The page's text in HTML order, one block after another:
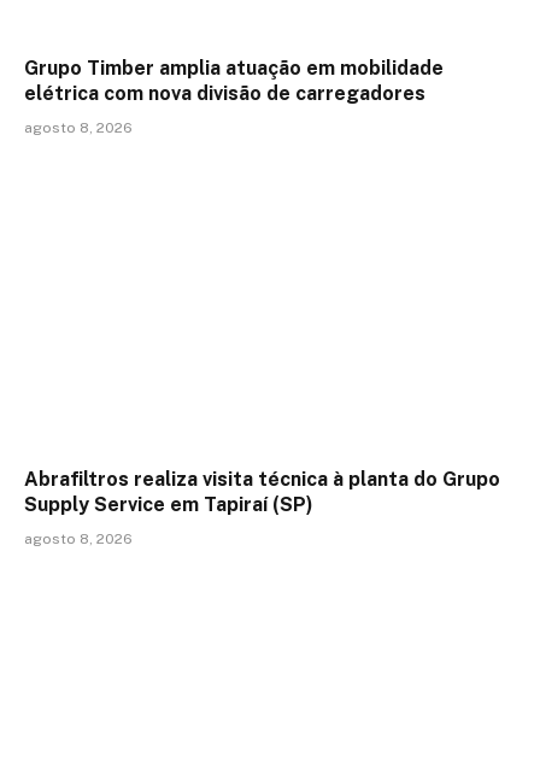
Grupo Timber amplia atuação em mobilidade
elétrica com nova divisão de carregadores
agosto 8, 2026
Abrafiltros realiza visita técnica à planta do Grupo
Supply Service em Tapiraí (SP)
agosto 8, 2026